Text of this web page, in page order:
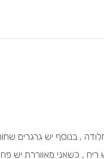
, בנוסף יש גרגרים
ריח , כשאני מאווררת יש